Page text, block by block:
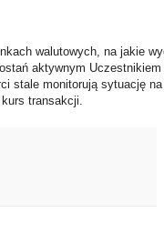
walutowych, na jakie
aktywnym
stale monitorują sytuację
transakcji.